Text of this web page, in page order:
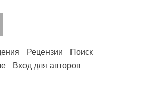
Рецензии
Поиск
Вход для авторов